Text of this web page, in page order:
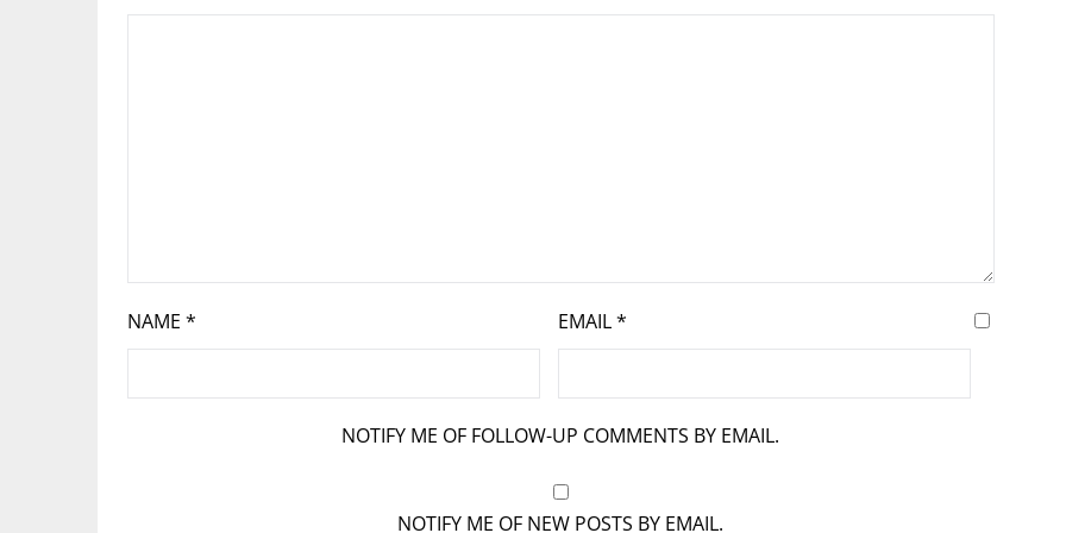
NAME * EMAIL*
NOTIFY ME OF FOLLOW-UP COMMENTS BY EMAIL.
NOTIFY ME OF NEW POSTS BY EMAIL.